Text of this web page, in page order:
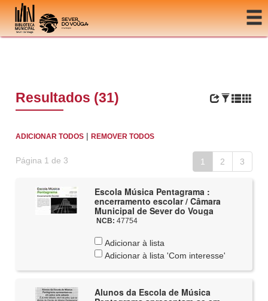
Ir para o conteúdo
Resultados (31)
ADICIONAR TODOS |REMOVER TODOS
Página 1 de 3 1 2 3
Escola Música Pentagrama :
encerramento escolar / Câmara
Municipal de Sever do Vouga
NCB: 47754
Adicionar à lista
Adicionar à lista 'Com interesse'
Alunos da Escola de Música